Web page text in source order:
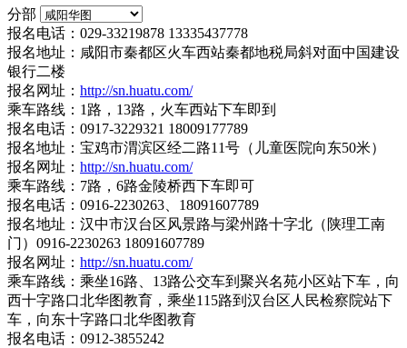
分部
报名电话：029-33219878 13335437778
报名地址：咸阳市秦都区火车西站秦都地税局斜对面中国建设
银行二楼
报名网址： http://sn.huatu.com/
乘车路线：1路，13路，火车西站下车即到
报名电话：0917-3229321 18009177789
报名地址：宝鸡市渭滨区经二路11号（儿童医院向东50米）
报名网址： http://sn.huatu.com/
乘车路线：7路，6路金陵桥西下车即可
报名电话：0916-2230263、18091607789
报名地址：汉中市汉台区风景路与梁州路十字北（陕理工南
门）0916-2230263 18091607789
报名网址： http://sn.huatu.com/
乘车路线：乘坐16路、13路公交车到聚兴名苑小区站下车，向
西十字路口北华图教育，乘坐115路到汉台区人民检察院站下
车，向东十字路口北华图教育
报名电话：0912-3855242